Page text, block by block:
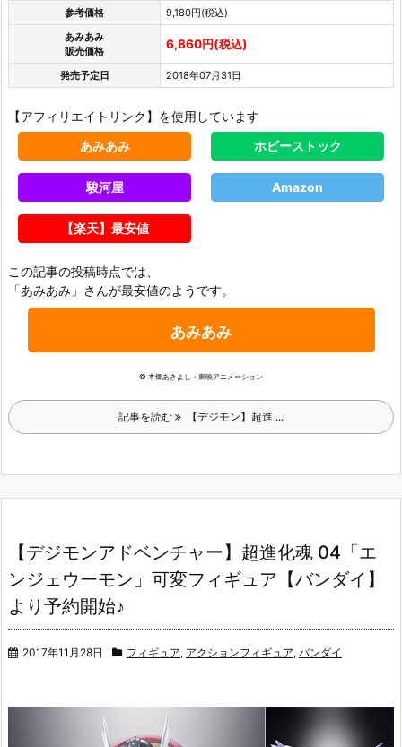
参考価格
9,180円(税込)
あみあみ
販売価格
6,860円(税込)
発売予定日 2018年07月31日
【アフィリエイトリンク】を使用しています
あみあみ
ホビーストック
駿河屋 Amazon
【楽天】最安値
この記事の投稿時点では、
「あみあみ」さんが最安値のようです。
あみあみ
© 本郷あきよし・東映アニメーション
記事を読む 【デジモン】超進 ...
【デジモンアドベンチャー】超進化魂 04「エ
ンジェウーモン」可変フィギュア【バンダイ】
より予約開始♪
2017年11月28日 フィギュア, アクションフィギュア, バンダイ